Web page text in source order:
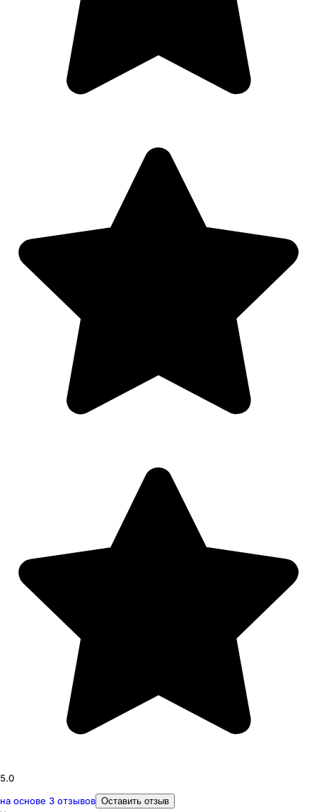
5.0
на основе 3 отзывов Оставить отзыв